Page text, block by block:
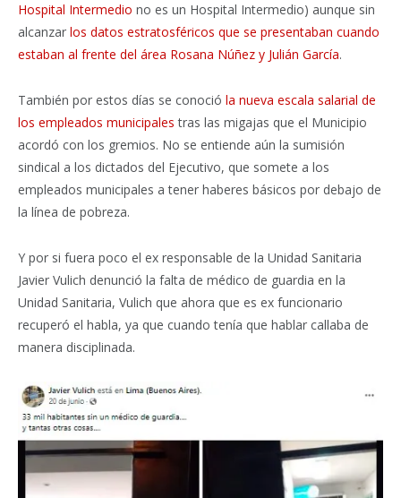
Hospital Intermedio no es un Hospital Intermedio) aunque sin
alcanzar los datos estratosféricos que se presentaban cuando
estaban al frente del área Rosana Núñez y Julián García.
También por estos días se conoció la nueva escala salarial de
los empleados municipales tras las migajas que el Municipio
acordó con los gremios. No se entiende aún la sumisión
sindical a los dictados del Ejecutivo, que somete a los
empleados municipales a tener haberes básicos por debajo de
la línea de pobreza.
Y por si fuera poco el ex responsable de la Unidad Sanitaria
Javier Vulich denunció la falta de médico de guardia en la
Unidad Sanitaria, Vulich que ahora que es ex funcionario
recuperó el habla, ya que cuando tenía que hablar callaba de
manera disciplinada.